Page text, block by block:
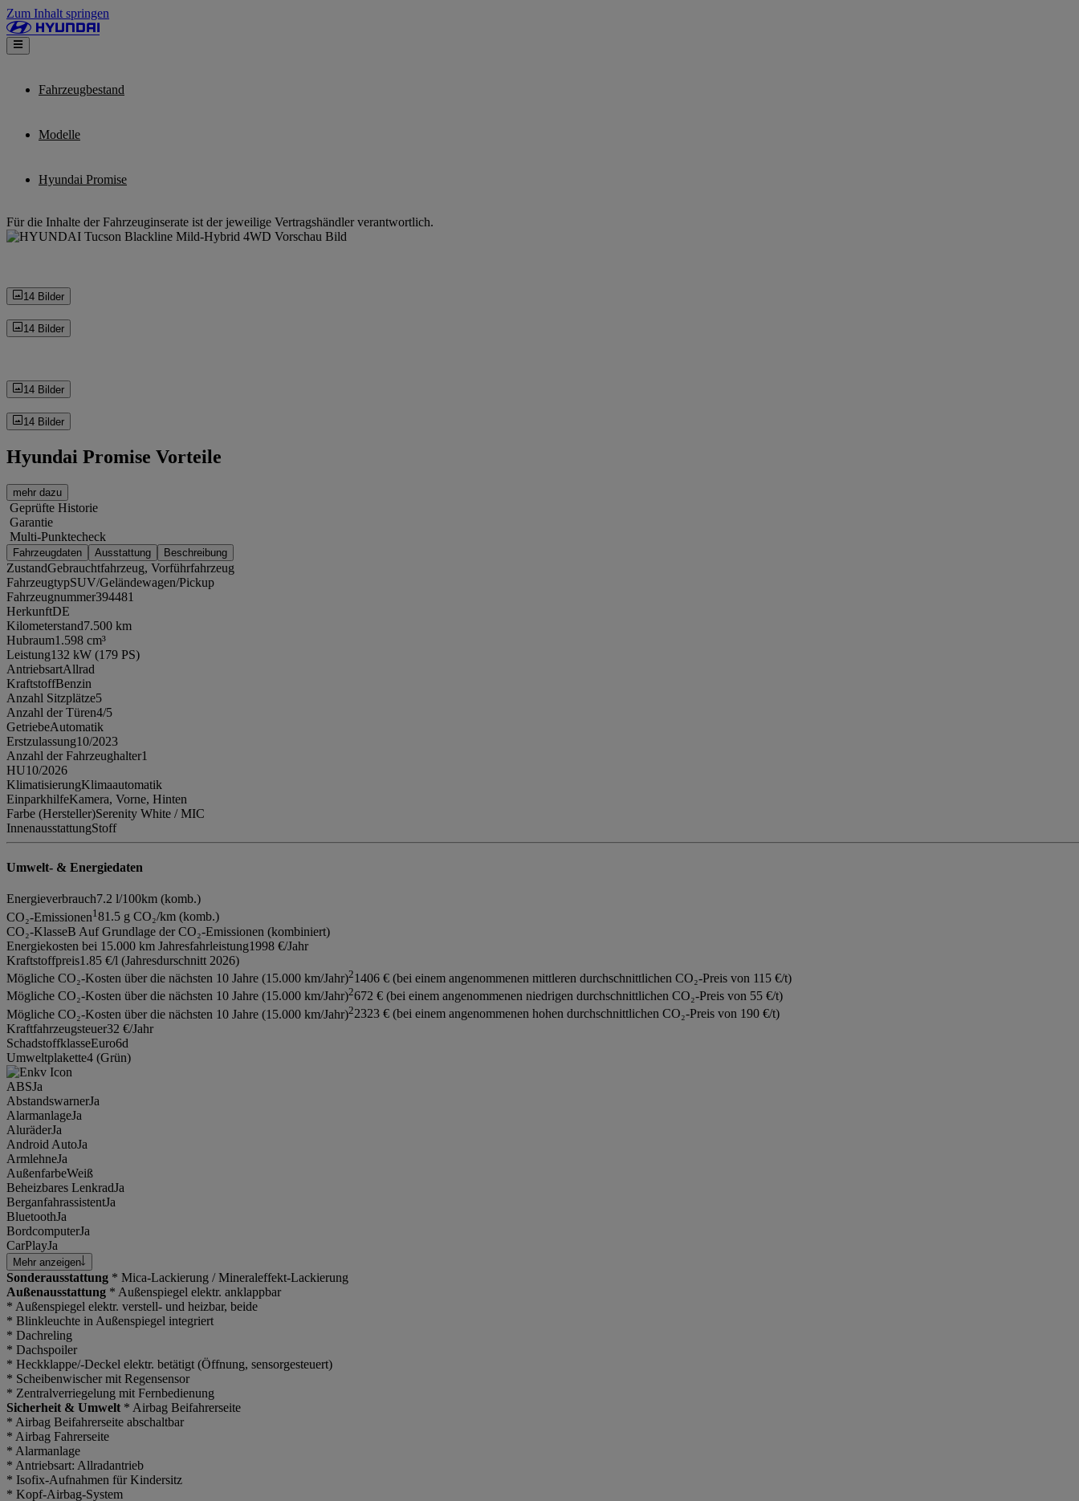
Zum Inhalt springen
Fahrzeugbestand
Modelle
Hyundai Promise
Für die Inhalte der Fahrzeuginserate ist der jeweilige Vertragshändler verantwortlich.
14 Bilder
14 Bilder
14 Bilder
14 Bilder
Hyundai Promise Vorteile
mehr dazu
Geprüfte Historie
Garantie
Multi-Punktecheck
Fahrzeugdaten Ausstattung Beschreibung
ZustandGebrauchtfahrzeug, Vorführfahrzeug
FahrzeugtypSUV/Geländewagen/Pickup
Fahrzeugnummer394481
HerkunftDE
Kilometerstand7.500 km
Hubraum1.598 cm³
Leistung132 kW (179 PS)
AntriebsartAllrad
KraftstoffBenzin
Anzahl Sitzplätze5
Anzahl der Türen4/5
GetriebeAutomatik
Erstzulassung10/2023
Anzahl der Fahrzeughalter1
HU10/2026
KlimatisierungKlimaautomatik
EinparkhilfeKamera, Vorne, Hinten
Farbe (Hersteller)Serenity White / MIC
InnenausstattungStoff
Umwelt- & Energiedaten
Energieverbrauch7.2 l/100km (komb.)
CO₂-Emissionen1 81.5 g CO₂/km (komb.)
CO₂-KlasseB Auf Grundlage der CO₂-Emissionen (kombiniert)
Energiekosten bei 15.000 km Jahresfahrleistung1998 €/Jahr
Kraftstoffpreis1.85 €/l (Jahresdurschnitt 2026)
Mögliche CO₂-Kosten über die nächsten 10 Jahre (15.000 km/Jahr)21406 € (bei einem angenommenen mittleren durchschnittlichen CO₂-Preis von 115 €/t)
Mögliche CO₂-Kosten über die nächsten 10 Jahre (15.000 km/Jahr)2672 € (bei einem angenommenen niedrigen durchschnittlichen CO₂-Preis von 55 €/t)
Mögliche CO₂-Kosten über die nächsten 10 Jahre (15.000 km/Jahr)22323 € (bei einem angenommenen hohen durchschnittlichen CO₂-Preis von 190 €/t)
Kraftfahrzeugsteuer32 €/Jahr
SchadstoffklasseEuro6d
Umweltplakette4 (Grün)
ABSJa
AbstandswarnerJa
AlarmanlageJa
AluräderJa
Android AutoJa
ArmlehneJa
AußenfarbeWeiß
Beheizbares LenkradJa
BerganfahrassistentJa
BluetoothJa
BordcomputerJa
CarPlayJa
Mehr anzeigen
Sonderausstattung * Mica-Lackierung / Mineraleffekt-Lackierung
Außenausstattung * Außenspiegel elektr. anklappbar
* Außenspiegel elektr. verstell- und heizbar, beide
* Blinkleuchte in Außenspiegel integriert
* Dachreling
* Dachspoiler
* Heckklappe/-Deckel elektr. betätigt (Öffnung, sensorgesteuert)
* Scheibenwischer mit Regensensor
* Zentralverriegelung mit Fernbedienung
Sicherheit & Umwelt * Airbag Beifahrerseite
* Airbag Beifahrerseite abschaltbar
* Airbag Fahrerseite
* Alarmanlage
* Antriebsart: Allradantrieb
* Isofix-Aufnahmen für Kindersitz
* Kopf-Airbag-System